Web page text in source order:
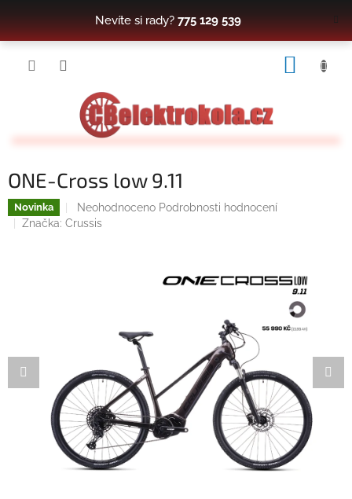
obsah
Nevíte si rady? 775 129 539
ONE-Cross low 9.11
Novinka
Průměrné
hodnocení
Neohodnoceno Podrobnosti hodnocení
Značka: Crussis